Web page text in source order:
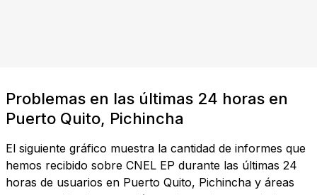
Problemas en las últimas 24 horas en
Puerto Quito, Pichincha
El siguiente gráfico muestra la cantidad de informes que
hemos recibido sobre CNEL EP durante las últimas 24
horas de usuarios en Puerto Quito, Pichincha y áreas